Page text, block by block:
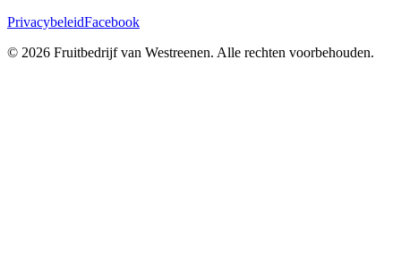
PrivacybeleidFacebook
© 2026 Fruitbedrijf van Westreenen. Alle rechten voorbehouden.